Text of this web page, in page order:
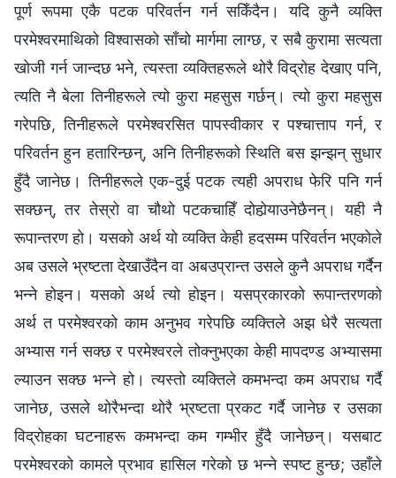
पूर्ण रूपमा एकै पटक परिवर्तन गर्न सकिँदैन। यदि कुनै व्यक्ति
परमेश्‍वरमाथिको विश्‍वासको साँचो मार्गमा लाग्छ, र सबै कुरामा सत्यता
खोजी गर्न जान्दछ भने, त्यस्ता व्यक्तिहरूले थोरै विद्रोह देखाए पनि,
त्यति नै बेला तिनीहरूले त्यो कुरा महसुस गर्छन्। त्यो कुरा महसुस
गरेपछि, तिनीहरूले परमेश्‍वरसित पापस्वीकार र पश्‍चात्ताप गर्न, र
परिवर्तन हुन हतारिन्छन्, अनि तिनीहरूको स्थिति बस झन्झन् सुधार
हुँदै जानेछ। तिनीहरूले एक-दुई पटक त्यही अपराध फेरि पनि गर्न
सक्छन्, तर तेस्रो वा चौथो पटकचाहिँ दोहोर्‍याउनेछैनन्। यही नै
रूपान्तरण हो। यसको अर्थ यो व्यक्ति केही हदसम्म परिवर्तन भएकोले
अब उसले भ्रष्टता देखाउँदैन वा अबउप्रान्त उसले कुनै अपराध गर्दैन
भन्‍ने होइन। यसको अर्थ त्यो होइन। यसप्रकारको रूपान्तरणको
अर्थ त परमेश्‍वरको काम अनुभव गरेपछि व्यक्तिले अझ धेरै सत्यता
अभ्यास गर्न सक्छ र परमेश्‍वरले तोक्‍नुभएका केही मापदण्ड अभ्यासमा
ल्याउन सक्छ भन्‍ने हो। त्यस्तो व्यक्तिले कमभन्दा कम अपराध गर्दै
जानेछ, उसले थोरैभन्दा थोरै भ्रष्टता प्रकट गर्दै जानेछ र उसका
विद्रोहका घटनाहरू कमभन्दा कम गम्भीर हुँदै जानेछन्। यसबाट
परमेश्‍वरको कामले प्रभाव हासिल गरेको छ भन्‍ने स्पष्ट हुन्छ; उहाँले